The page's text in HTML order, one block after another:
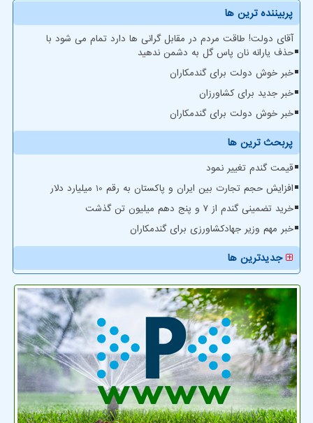
پربیننده ترین ها
آقای دولت! طاقت مردم در مقابل گرانی ها دارد تمام می شود با
حذف یارانه نان پاس گل به دشمن ندهید
خبر خوش دولت برای گندمکاران
خبر جدید برای کشاورزان
خبر خوش دولت برای گندمکاران
پربحث ترین ها
قیمت گندم تغییر نمود
افزایش حجم تجارت بین ایران و پاکستان به رقم 10 میلیارد دلار
خرید تضمینی گندم از ۷ و پنج دهم میلیون تن گذشت
خبر مهم وزیر جهادکشاورزی برای گندمکاران
جدیدترین ها